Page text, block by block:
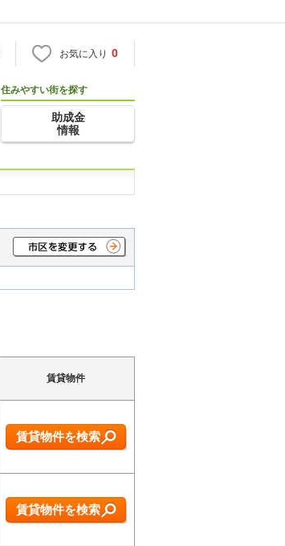
お気に入り 0
住みやすい街を探す
助成金
情報
賃貸物件
賃貸物件を検索
賃貸物件を検索